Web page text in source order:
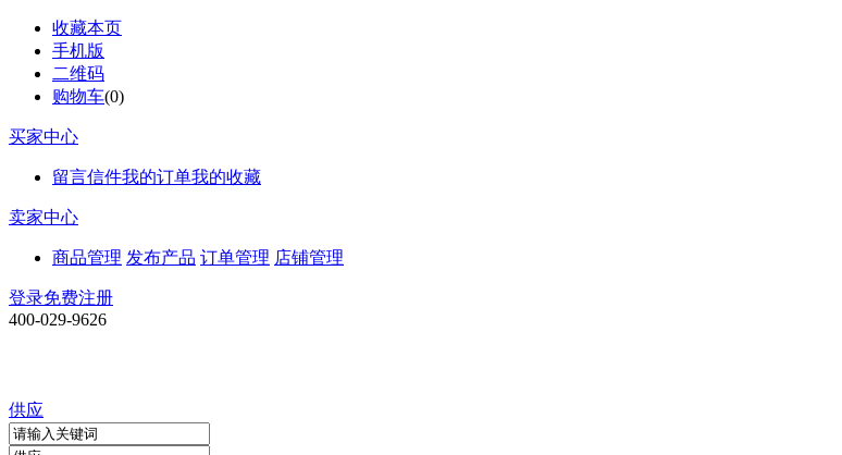
收藏本页
手机版
二维码
购物车(0)
买家中心
留言信件我的订单我的收藏
卖家中心
商品管理 发布产品 订单管理 店铺管理
登录免费注册
400-029-9626
供应